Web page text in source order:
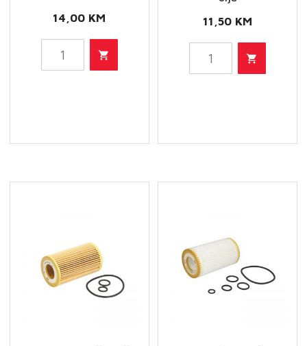
14,00 KM
612
količina
11,50 KM
719/7
Filter
količina